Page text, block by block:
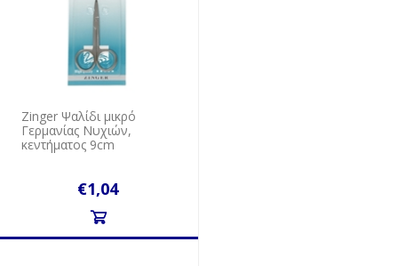
Zinger Ψαλίδι μικρό
Γερμανίας Νυχιών,
κεντήματος 9cm
€1,04